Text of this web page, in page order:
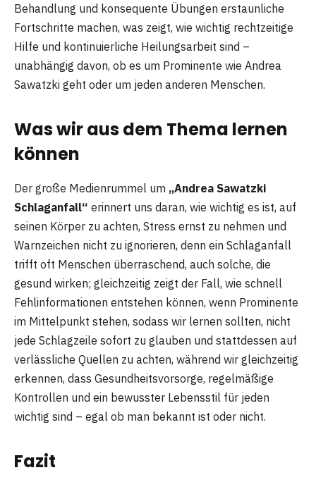
Behandlung und konsequente Übungen erstaunliche
Fortschritte machen, was zeigt, wie wichtig rechtzeitige
Hilfe und kontinuierliche Heilungsarbeit sind –
unabhängig davon, ob es um Prominente wie Andrea
Sawatzki geht oder um jeden anderen Menschen.
Was wir aus dem Thema lernen
können
Der große Medienrummel um „Andrea Sawatzki
Schlaganfall“ erinnert uns daran, wie wichtig es ist, auf
seinen Körper zu achten, Stress ernst zu nehmen und
Warnzeichen nicht zu ignorieren, denn ein Schlaganfall
trifft oft Menschen überraschend, auch solche, die
gesund wirken; gleichzeitig zeigt der Fall, wie schnell
Fehlinformationen entstehen können, wenn Prominente
im Mittelpunkt stehen, sodass wir lernen sollten, nicht
jede Schlagzeile sofort zu glauben und stattdessen auf
verlässliche Quellen zu achten, während wir gleichzeitig
erkennen, dass Gesundheitsvorsorge, regelmäßige
Kontrollen und ein bewusster Lebensstil für jeden
wichtig sind – egal ob man bekannt ist oder nicht.
Fazit